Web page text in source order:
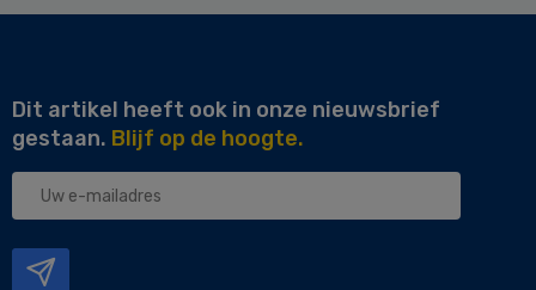
Dit artikel heeft ook in onze nieuwsbrief
gestaan. Blijf op de hoogte.
Uw